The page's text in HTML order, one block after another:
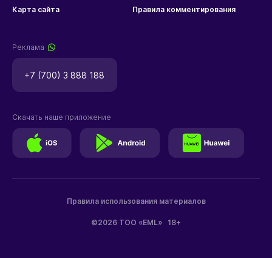
Карта сайта Правила комментирования
Реклама
+7 (700) 3 888 188
©2026 ТОО «EML» 18+
Правила использования материалов
Скачать наше приложение